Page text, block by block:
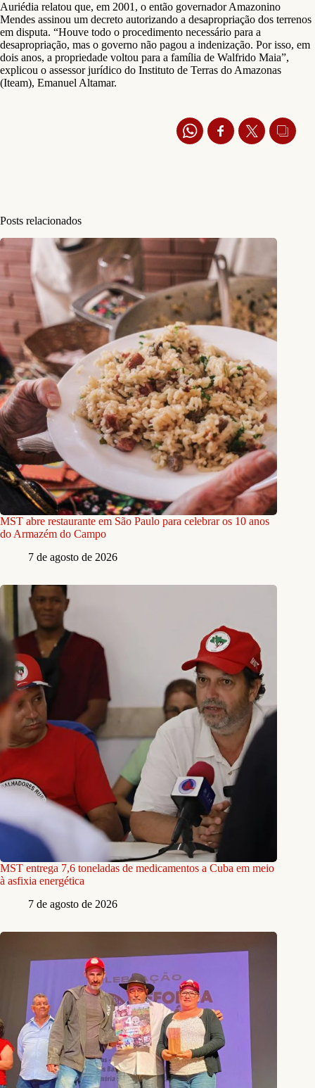
Auriédia relatou que, em 2001, o então governador Amazonino
Mendes assinou um decreto autorizando a desapropriação dos terrenos
em disputa. “Houve todo o procedimento necessário para a
desapropriação, mas o governo não pagou a indenização. Por isso, em
dois anos, a propriedade voltou para a família de Walfrido Maia”,
explicou o assessor jurídico do Instituto de Terras do Amazonas
(Iteam), Emanuel Altamar.
Posts relacionados
MST abre restaurante em São Paulo para celebrar os 10 anos
do Armazém do Campo
7 de agosto de 2026
MST entrega 7,6 toneladas de medicamentos a Cuba em meio
à asfixia energética
7 de agosto de 2026